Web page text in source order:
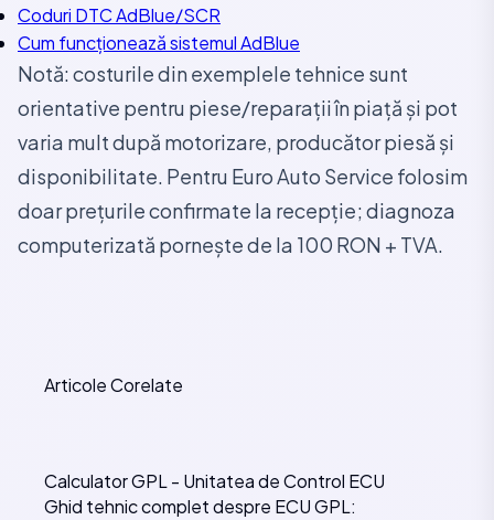
Coduri DTC AdBlue/SCR
Cum funcționează sistemul AdBlue
Notă: costurile din exemplele tehnice sunt
orientative pentru piese/reparații în piață și pot
varia mult după motorizare, producător piesă și
disponibilitate. Pentru Euro Auto Service folosim
doar prețurile confirmate la recepție; diagnoza
computerizată pornește de la 100 RON + TVA.
Articole Corelate
Calculator GPL - Unitatea de Control ECU
Ghid tehnic complet despre ECU GPL: